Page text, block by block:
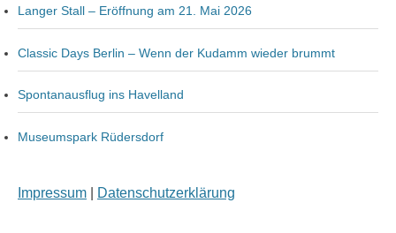
Langer Stall – Eröffnung am 21. Mai 2026
Classic Days Berlin – Wenn der Kudamm wieder brummt
Spontanausflug ins Havelland
Museumspark Rüdersdorf
Impressum Datenschutzerklärung